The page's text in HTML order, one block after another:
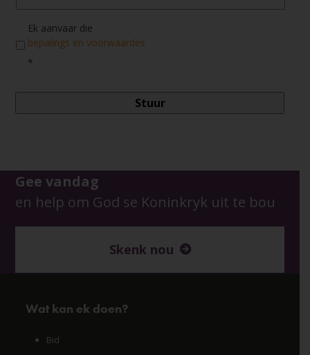
Toestemming
Ek aanvaar die
bepalings en voorwaardes
*
Gee vandag
en help om God se Koninkryk uit te bou
Skenk nou
Wat kan ek doen?
Bid